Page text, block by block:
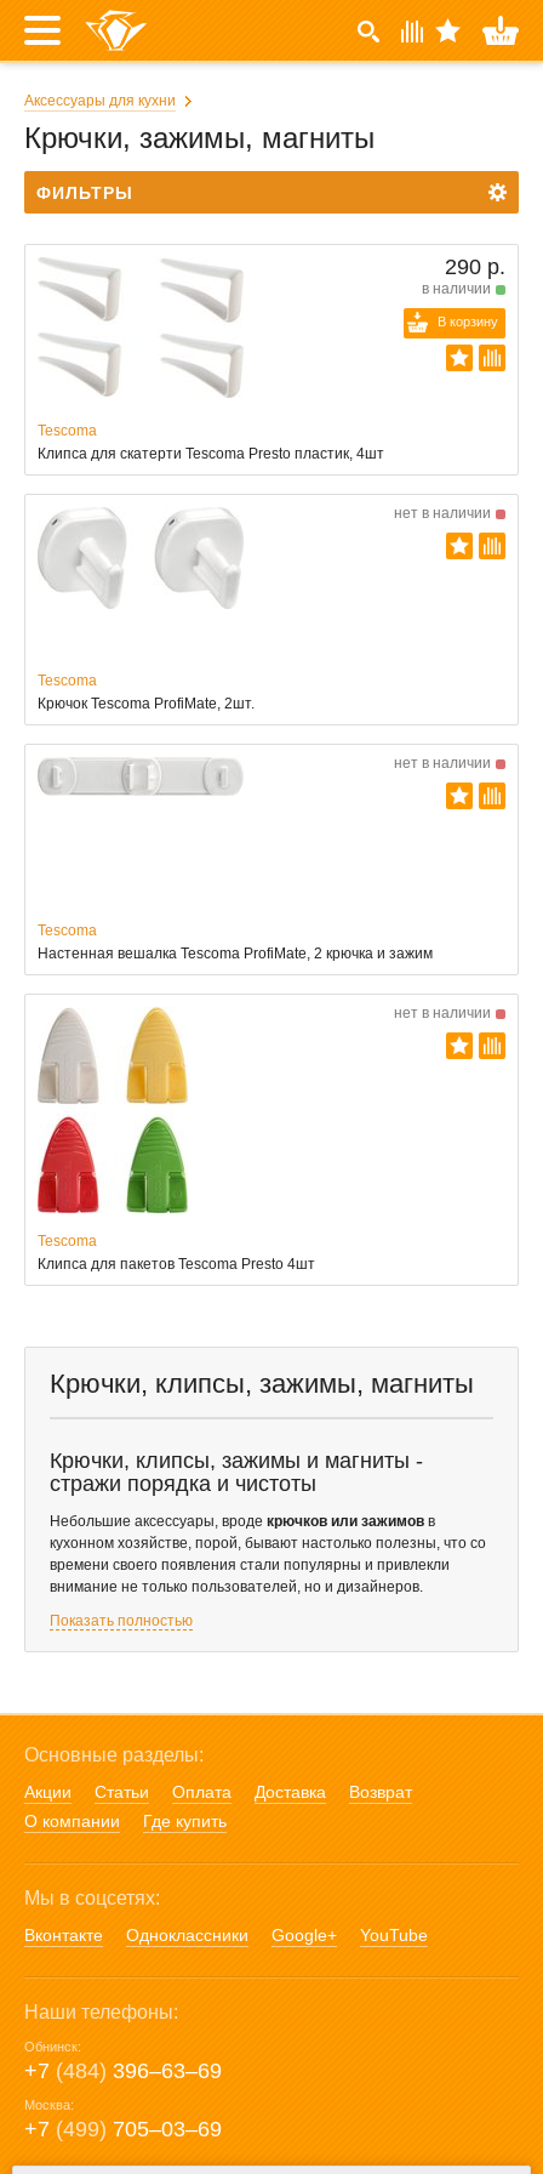
Аксессуары для кухни
Крючки, зажимы, магниты
ФИЛЬТРЫ
290 р.
в наличии
В корзину
Tescoma
Клипса для скатерти Tescoma Presto пластик, 4шт
нет в наличии
Tescoma
Крючок Tescoma ProfiMate, 2шт.
нет в наличии
Tescoma
Настенная вешалка Tescoma ProfiMate, 2 крючка и зажим
нет в наличии
Tescoma
Клипса для пакетов Tescoma Presto 4шт
Крючки, клипсы, зажимы, магниты
Крючки, клипсы, зажимы и магниты -
стражи порядка и чистоты
Небольшие аксессуары, вроде крючков или зажимов в
кухонном хозяйстве, порой, бывают настолько полезны, что со
времени своего появления стали популярны и привлекли
внимание не только пользователей, но и дизайнеров.
Показать полностью
Основные разделы:
Акции Статьи Оплата Доставка
Возврат
О компании
Где купить
Мы в соцсетях:
Вконтакте Одноклассники Google+ YouTube
Наши телефоны:
Обнинск:
+7 (484) 396‒63‒69
Москва:
+7 (499) 705‒03‒69